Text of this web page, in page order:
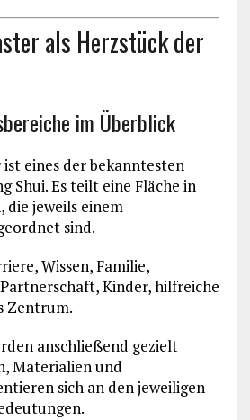
als Herzstück der
im Überblick
ist eines der bekanntesten
Shui. Es teilt eine Fläche in
die jeweils einem
sind.
Wissen, Familie,
Kinder, hilfreiche
Zentrum.
anschließend gezielt
Materialien und
sich an den jeweiligen